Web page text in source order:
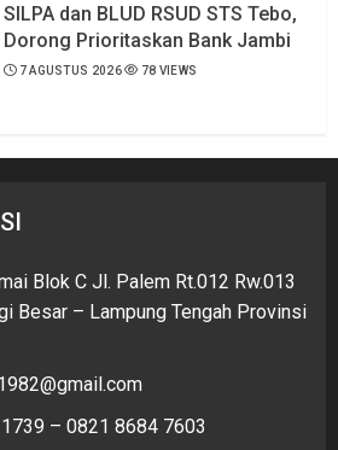
SILPA dan BLUD RSUD STS Tebo,
Dorong Prioritaskan Bank Jambi
7 AGUSTUS 2026 78 VIEWS
Blok C Jl. Palem Rt.012 Rw.013
Besar – Lampung Tengah Provinsi
– 0821 8684 7603